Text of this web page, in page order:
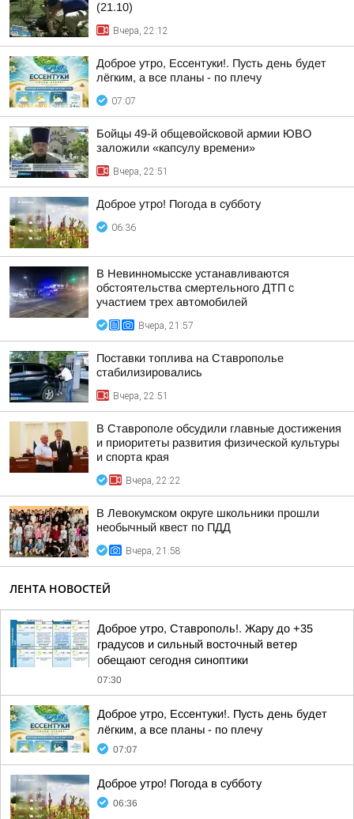
(21.10)
Вчера, 22:12
Доброе утро, Ессентуки!. Пусть день будет
лёгким, а все планы - по плечу
07:07
Бойцы 49-й общевойсковой армии ЮВО
заложили «капсулу времени»
Вчера, 22:51
Доброе утро! Погода в субботу
06:36
В Невинномысске устанавливаются
обстоятельства смертельного ДТП с
участием трех автомобилей
Вчера, 21:57
Поставки топлива на Ставрополье
стабилизировались
Вчера, 22:51
В Ставрополе обсудили главные достижения
и приоритеты развития физической культуры
и спорта края
Вчера, 22:22
В Левокумском округе школьники прошли
необычный квест по ПДД
Вчера, 21:58
ЛЕНТА НОВОСТЕЙ
Доброе утро, Ставрополь!. Жару до +35
градусов и сильный восточный ветер
обещают сегодня синоптики
07:30
Доброе утро, Ессентуки!. Пусть день будет
лёгким, а все планы - по плечу
07:07
Доброе утро! Погода в субботу
06:36